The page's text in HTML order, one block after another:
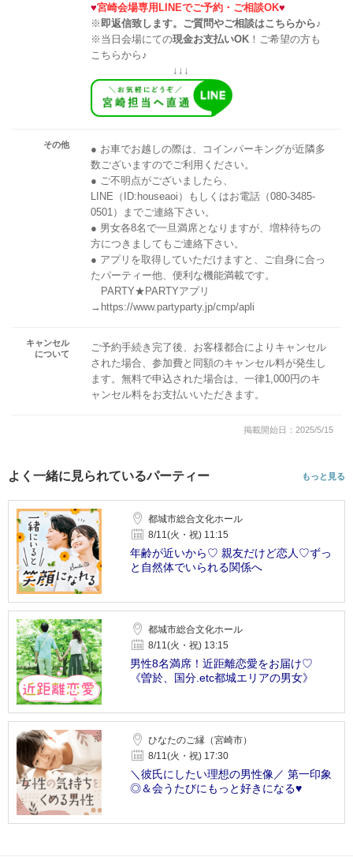
♥宮崎会場専用LINEでご予約・ご相談OK♥
※ 即返信致します。ご質問やご相談はこちらから♪
※当日会場にての現金お支払いOK ！ご希望の方も
こちらから♪
↓↓↓
その他
● お車でお越しの際は、コインパーキングが近隣多
数ございますのでご利用ください。
● ご不明点がございましたら、
LINE（ID:houseaoi）もしくはお電話（080-3485-
0501）までご連絡下さい。
● 男女各8名で一旦満席となりますが、増枠待ちの
方につきましてもご連絡下さい。
● アプリを取得していただけますと、ご自身に合っ
たパーティー他、便利な機能満載です。
PARTY★PARTYアプリ
→https://www.partyparty.jp/cmp/apli
キャンセル
について
ご予約手続き完了後、お客様都合によりキャンセル
された場合、参加費と同額のキャンセル料が発生し
ます。無料で申込された場合は、一律1,000円のキ
ャンセル料をお支払いいただきます。
掲載開始日：2025/5/15
よく一緒に見られているパーティー もっと見る
都城市総合文化ホール
8/11(火・祝) 11:15
年齢が近いから♡ 親友だけど恋人♡ずっ
と自然体でいられる関係へ
都城市総合文化ホール
8/11(火・祝) 13:15
男性8名満席！近距離恋愛をお届け♡
《曽於、国分.etc都城エリアの男女》
ひなたのご縁（宮崎市）
8/11(火・祝) 17:30
＼彼氏にしたい理想の男性像／ 第一印象
◎＆会うたびにもっと好きになる♥